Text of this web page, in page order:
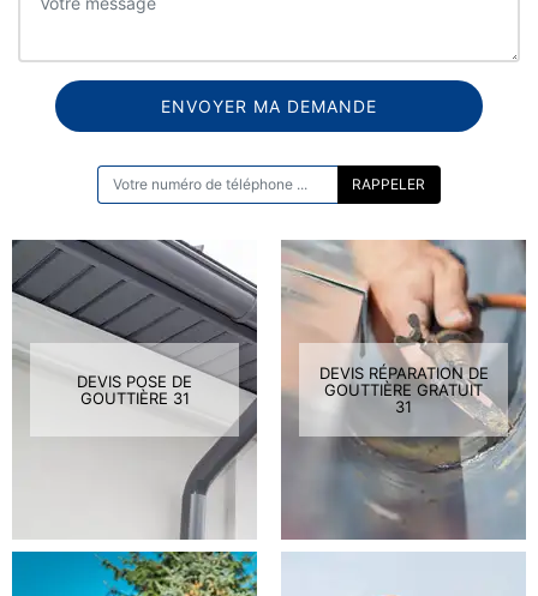
DEVIS POSE DE
GOUTTIÈRE 31
DEVIS RÉPARATION DE
GOUTTIÈRE GRATUIT
31